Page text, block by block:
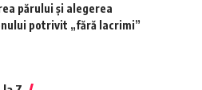
părului și alegerea
potrivit „fără lacrimi”